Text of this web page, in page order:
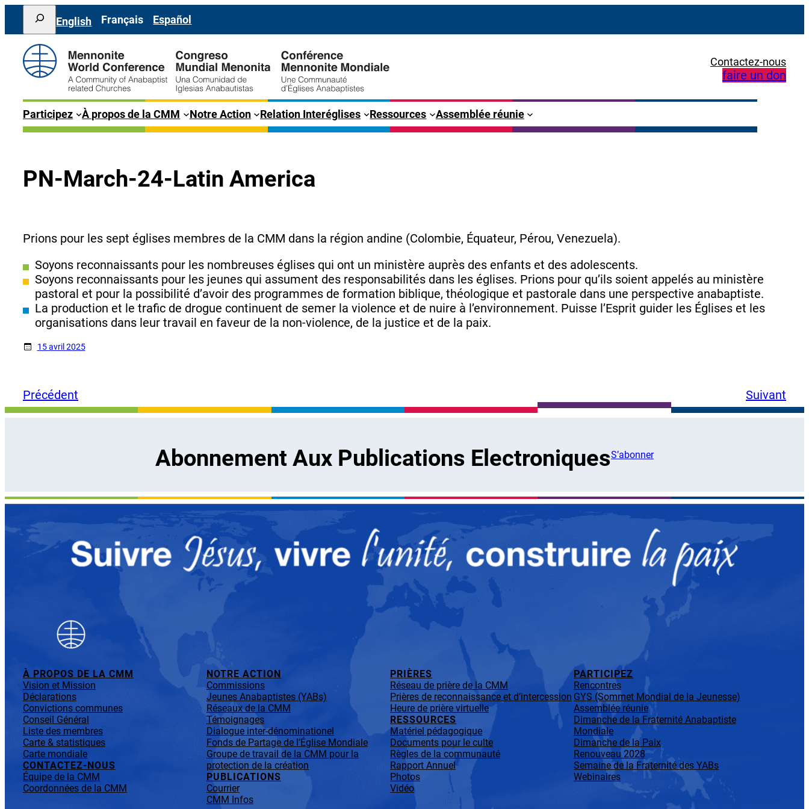
Aller
contenu
Search
English Français Español
Contactez-nous
faire un don
Participez À propos de la CMM Notre Action Relation Interéglises Ressources Assemblée réunie
PN-March-24-Latin America
Prions pour les sept églises membres de la CMM dans la région andine (Colombie, Équateur, Pérou, Venezuela).
Soyons reconnaissants pour les nombreuses églises qui ont un ministère auprès des enfants et des adolescents.
Soyons reconnaissants pour les jeunes qui assument des responsabilités dans les églises. Prions pour qu’ils soient appelés au ministère
pastoral et pour la possibilité d’avoir des programmes de formation biblique, théologique et pastorale dans une perspective anabaptiste.
La production et le trafic de drogue continuent de semer la violence et de nuire à l’environnement. Puisse l’Esprit guider les Églises et les
organisations dans leur travail en faveur de la non-violence, de la justice et de la paix.
15 avril 2025
Précédent Suivant
Abonnement Aux Publications ElectroniquesS’abonner
À PROPOS DE LA CMM
Vision et Mission
Déclarations
Convictions communes
Conseil Général
Liste des membres
Carte & statistiques
Carte mondiale
CONTACTEZ-NOUS
Équipe de la CMM
Coordonnées de la CMM
NOTRE ACTION
Commissions
Jeunes Anabaptistes (YABs)
Réseaux de la CMM
Témoignages
Dialogue inter-dénominationel
Fonds de Partage de l’Église Mondiale
Groupe de travail de la CMM pour la
protection de la création
PUBLICATIONS
Courrier
CMM Infos
PRIÈRES
Réseau de prière de la CMM
Prières de reconnaissance et d’intercession
Heure de prière virtuelle
RESSOURCES
Matériel pédagogique
Documents pour le culte
Règles de la communauté
Rapport Annuel
Photos
Vidéo
PARTICIPEZ
Rencontres
GYS (Sommet Mondial de la Jeunesse)
Assemblée réunie
Dimanche de la Fraternité Anabaptiste
Mondiale
Dimanche de la Paix
Renouveau 2028
Semaine de la Fraternité des YABs
Webinaires